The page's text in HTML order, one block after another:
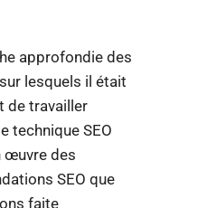
approfondie des
lesquels il était
de travailler
technique SEO
œuvre des
SEO que
faite